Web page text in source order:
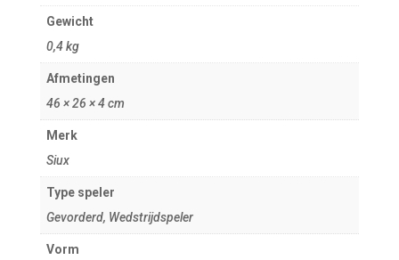
Gewicht
0,4 kg
Afmetingen
46 × 26 × 4 cm
Merk
Siux
Type speler
Gevorderd, Wedstrijdspeler
Vorm